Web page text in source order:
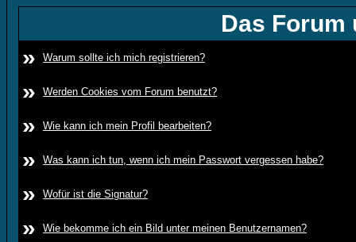
Das Forum
»
Warum sollte ich mich registrieren?
» Werden Cookies vom Forum benutzt?
» Wie kann ich mein Profil bearbeiten?
» Was kann ich tun, wenn ich mein Passwort vergessen habe?
» Wofür ist die Signatur?
» Wie bekomme ich ein Bild unter meinen Benutzernamen?